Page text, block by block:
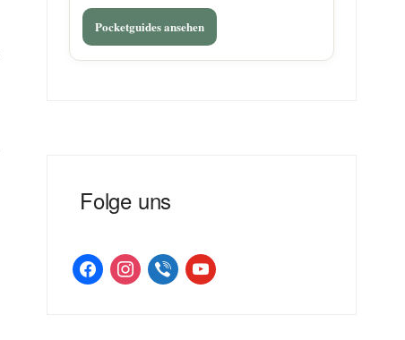
Pocketguides ansehen
Folge uns
facebookinstagramviber youtube